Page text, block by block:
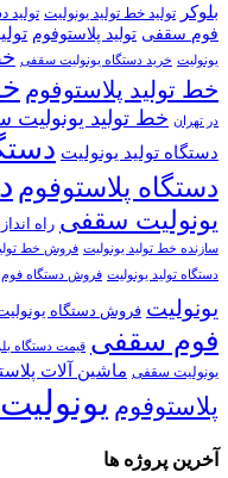
بلوکر تولید خط تولید یونولیت تولید
فوم سقفی تولید پلاستوفوم
یونولیت خرید دستگاه یونولیت سقفی
خط تولید پلاستوفوم
در تهران خط تولید یونولیت
دستگاه تولید یونولیت
دستگاه پلاستوفوم
یونولیت سقفی راه
سازنده خط تولید یونولیت فروش خط
دستگاه تولید یونولیت فروش دستگاه فوم
یونولیت فروش دستگاه
فوم سقفی قیمت دستگاه
یونولیت سقفی ماشین آلات
پلاستوفوم یونولیت
آخرین پروژه ها